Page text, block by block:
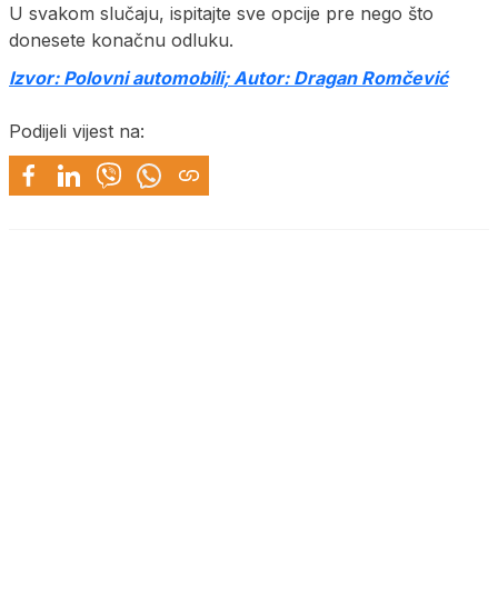
U svakom slučaju, ispitajte sve opcije pre nego što
donesete konačnu odluku.
Izvor: Polovni automobili; Autor: Dragan Romčević
Podijeli vijest na: